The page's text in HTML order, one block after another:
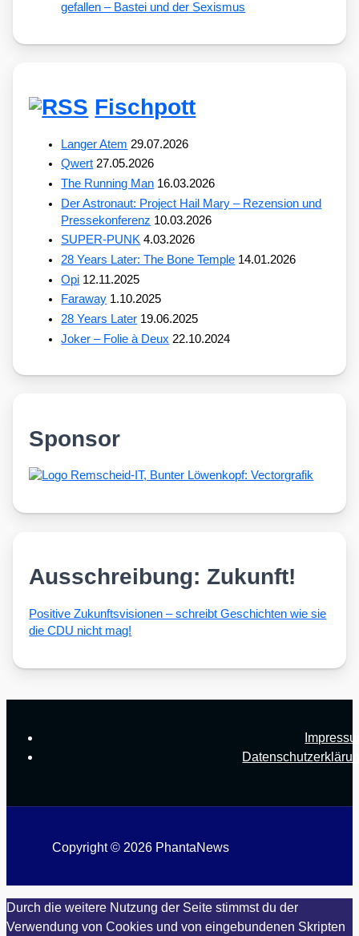
gefallen – Bastei und der Sexismus
Fischpott
Langer Atem 29.07.2026
Qwert 27.05.2026
The Running Man 16.03.2026
Der Astronaut: Project Hail Mary – Rezension und
Pressekonferenz 10.03.2026
SUPER-PUNK 4.03.2026
28 Years Later: The Bone Temple 14.01.2026
Opi 12.11.2025
Faraway 1.10.2025
28 Years Later 19.06.2025
Joker – Folie à Deux 22.10.2024
Sponsor
Ausschreibung: Zukunft!
Posi­ti­ve Zukunfts­vi­sio­nen – schreibt Geschich­ten wie sie
die CDU nicht mag!
Copyright © 2026 PhantaNews
Durch die weitere Nutzung der Seite stimmst du der
Verwendung von Cookies und von eingebundenen Skripten